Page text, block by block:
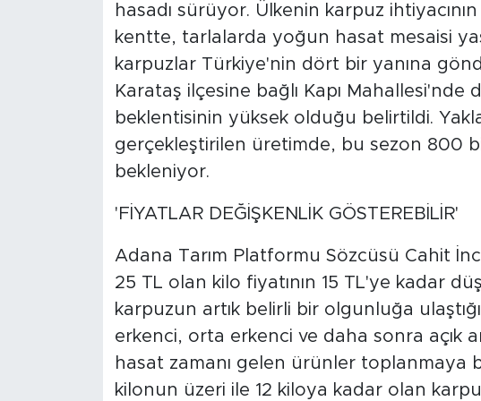
hasadı sürüyor. Ülkenin karpuz
kentte, tarlalarda yoğun hasat mesaisi
karpuzlar Türkiye'nin dört bir yanına
Karataş ilçesine bağlı Kapı
beklentisinin yüksek olduğu belirtildi.
gerçekleştirilen üretimde, bu sezon 800
bekleniyor.
'FİYATLAR DEĞİŞKENLİK GÖSTEREBİLİR'
Adana Tarım Platformu Sözcüsü Cahit
25 TL olan kilo fiyatının 15 TL'ye kadar
karpuzun artık belirli bir olgunluğa
erkenci, orta erkenci ve daha sonra açık
hasat zamanı gelen ürünler toplanmaya
kilonun üzeri ile 12 kiloya kadar olan